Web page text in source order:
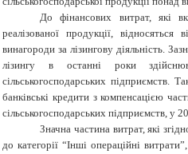
До фінансових витрат, які
реалізованої продукції,
винагороди за лізингову діяльність.
лізингу в останні роки
сільськогосподарських підприємств.
банківські кредити з компенсацією
сільськогосподарських підприємств, у
Значна частина витрат, які
до категорії “Інші операційні